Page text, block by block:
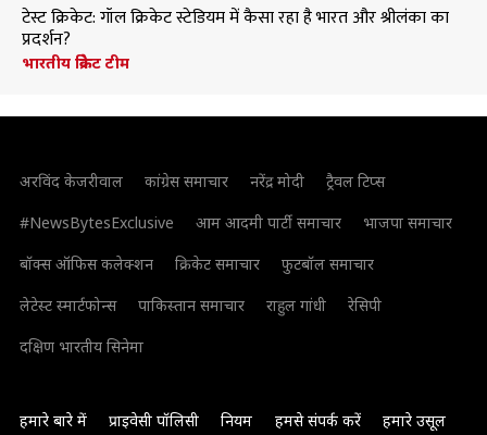
टेस्ट क्रिकेट: गॉल क्रिकेट स्टेडियम में कैसा रहा है भारत और श्रीलंका का
प्रदर्शन?
भारतीय क्रिकेट टीम
अरविंद केजरीवाल कांग्रेस समाचार नरेंद्र मोदी
ट्रैवल टिप्स
#NewsBytesExclusive
आम आदमी पार्टी समाचार
भाजपा समाचार
बॉक्स ऑफिस कलेक्शन
क्रिकेट समाचार
फुटबॉल समाचार
लेटेस्ट स्मार्टफोन्स
पाकिस्तान समाचार राहुल गांधी
रेसिपी
दक्षिण भारतीय सिनेमा
हमारे बारे में प्राइवेसी पॉलिसी नियम हमसे संपर्क करें हमारे उसूल